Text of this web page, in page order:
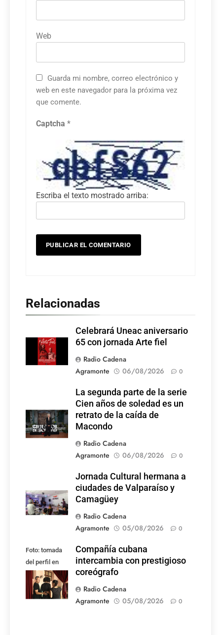
Web
Guarda mi nombre, correo electrónico y
web en este navegador para la próxima vez
que comente.
Captcha *
Escriba el texto mostrado arriba:
Relacionadas
Celebrará Uneac aniversario
65 con jornada Arte fiel
Radio Cadena
Agramonte
06/08/2026 0
La segunda parte de la serie
Cien años de soledad es un
retrato de la caída de
Macondo
Radio Cadena
Agramonte
06/08/2026 0
Jornada Cultural hermana a
ciudades de Valparaíso y
Camagüey
Radio Cadena
Agramonte
05/08/2026 0
Foto: tomada
del perfil en
Facebook de la
compañía
Compañía cubana
intercambia con prestigioso
coreógrafo
Radio Cadena
Agramonte
05/08/2026 0